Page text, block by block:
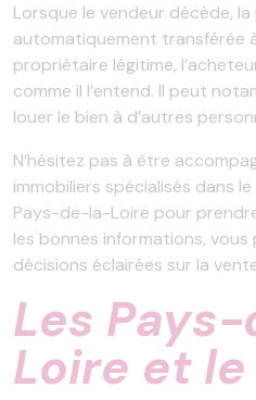
Lorsque le vendeur décède,
automatiquement transférée
propriétaire légitime,
comme il l’entend. Il peut
louer le bien à d’autres
N’hésitez pas à être
immobiliers spécialisés dans
Pays-de-la-Loire pour
les bonnes informations,
décisions éclairées sur la
Les
Loire et